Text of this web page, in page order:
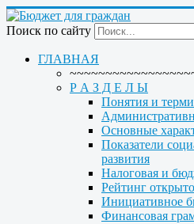
Поиск по сайту
ГЛАВНАЯ
Р А З Д Е Л Ы
Понятия и
Основные
Показатели
развития
Налоговая и
Рейтинг
Инициативное
Финансовая